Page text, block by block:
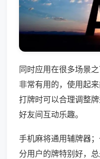
同时应用在很多场景
非常有用的，使用起
打牌时可以合理调整
好友间互动乐趣。
手机麻将通用辅牌器
分用户的牌特别好，